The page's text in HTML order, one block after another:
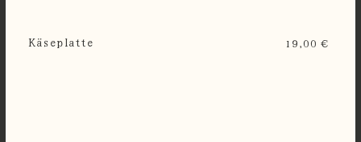
Käseplatte 19,00 €